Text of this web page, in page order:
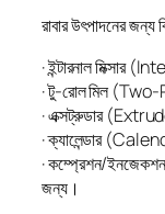
রাবার উৎপাদনের জন্য
· ইন্টারনাল মিক্সার
· টু-রোল মিল (Two-
· এক্সট্রুডার
· ক্যালেন্ডার
· কম্প্রেশন/ইনজেকশন
জন্য।